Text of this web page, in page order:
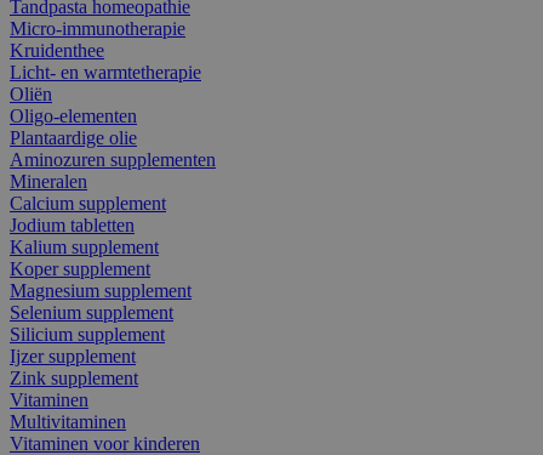
Tandpasta homeopathie
Micro-immunotherapie
Kruidenthee
Licht- en warmtetherapie
Oliën
Oligo-elementen
Plantaardige olie
Aminozuren supplementen
Mineralen
Calcium supplement
Jodium tabletten
Kalium supplement
Koper supplement
Magnesium supplement
Selenium supplement
Silicium supplement
Ijzer supplement
Zink supplement
Vitaminen
Multivitaminen
Vitaminen voor kinderen